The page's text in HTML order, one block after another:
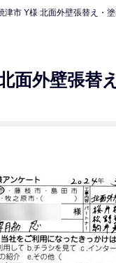
津市 Y様 北面外壁張替え・
面外壁張替